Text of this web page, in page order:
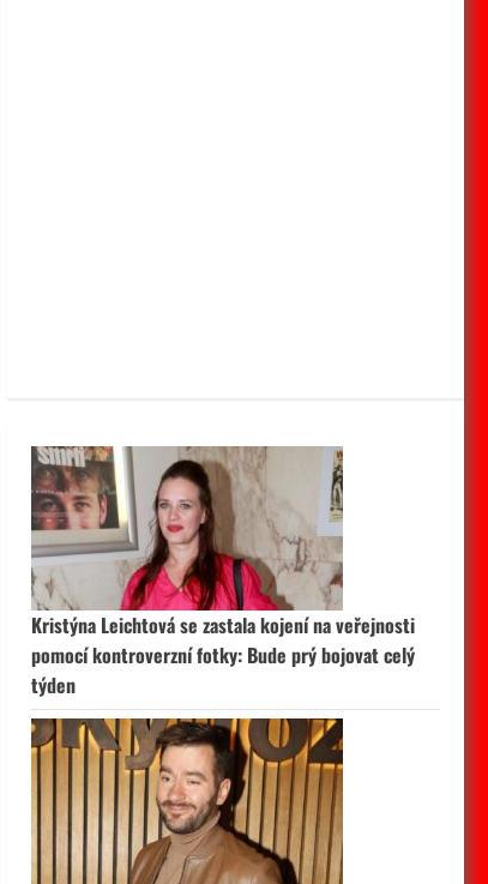
Kristýna Leichtová se zastala kojení na veřejnosti
pomocí kontroverzní fotky: Bude prý bojovat celý
týden